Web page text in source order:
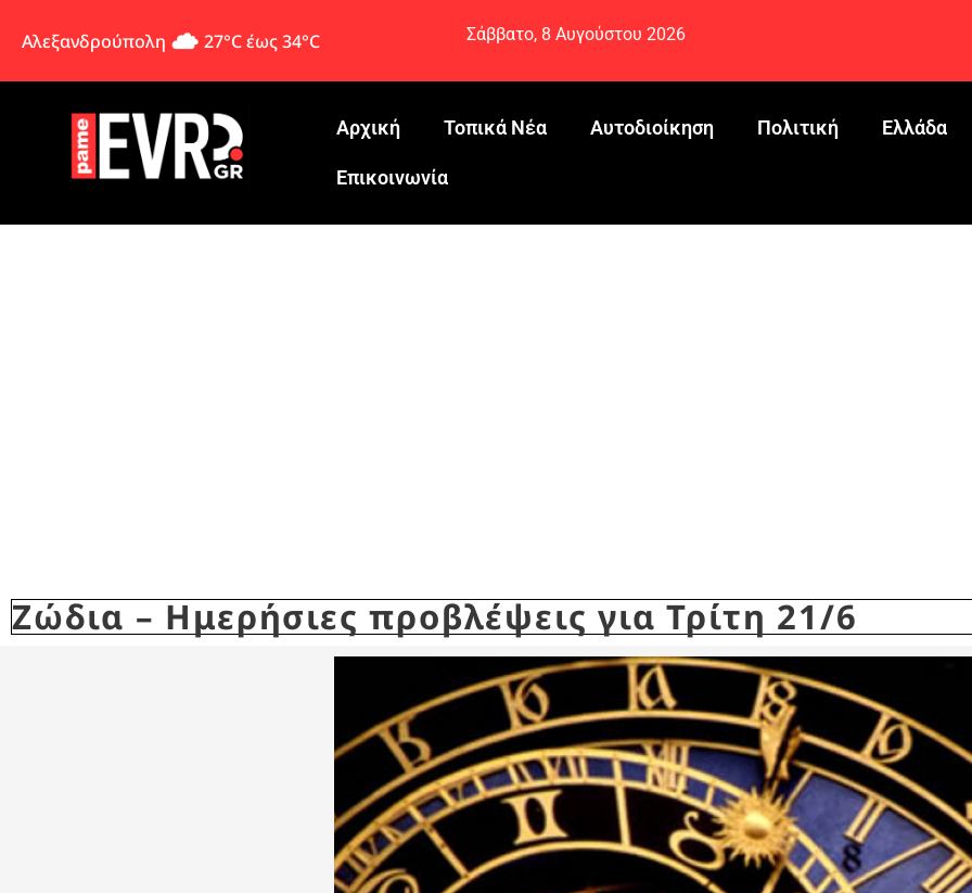
Αλεξανδρούπολη 27°C έως 34°C Σάββατο, 8 Αυγούστου 2026
Αρχική Τοπικά Νέα Αυτοδιοίκηση Πολιτική Ελλάδα
Eπικοινωνία
Ζώδια – Ημερήσιες προβλέψεις για Τρίτη 21/6